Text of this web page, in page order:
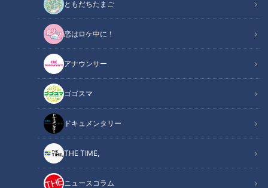
ともだちたまご
恋はロケ中に！
アナウンサー
ゴゴスマ
ドキュメンタリー
THE TIME,
ニュースコラム
この記事を見たあなたへのおすすめ